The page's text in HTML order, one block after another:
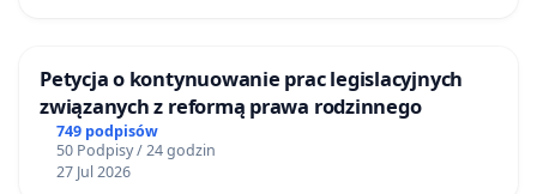
Petycja o kontynuowanie prac legislacyjnych
związanych z reformą prawa rodzinnego
749 podpisów
50 Podpisy / 24 godzin
27 Jul 2026